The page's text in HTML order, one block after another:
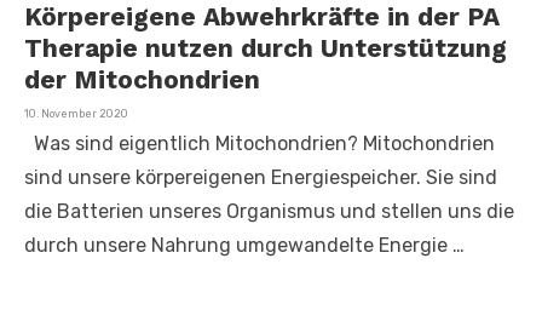
Körpereigene Abwehrkräfte in der PA
Therapie nutzen durch Unterstützung
der Mitochondrien
Veröffentlicht
10. November 2020
Was sind eigentlich Mitochondrien? Mitochondrien
sind unsere körpereigenen Energiespeicher. Sie sind
die Batterien unseres Organismus und stellen uns die
durch unsere Nahrung umgewandelte Energie …